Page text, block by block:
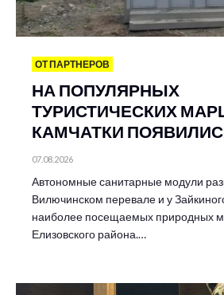
ОТ ПАРТНЕРОВ
НА ПОПУЛЯРНЫХ
ТУРИСТИЧЕСКИХ
КАМЧАТКИ
07.08.2026
Автономные санитарные модули
Вилючинском перевале и у
наиболее посещаемых природных
Елизовского района.…